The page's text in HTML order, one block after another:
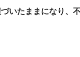
いたままになり、